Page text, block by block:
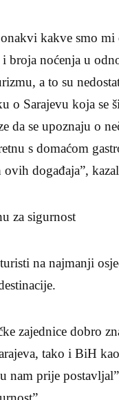
kakve smo
broja noćenja u
a to su
o Sarajevu koja se
da se upoznaju o
s domaćom
događaja”,
za sigurnost
na najmanji
zajednice dobro
tako i BiH
nam prije